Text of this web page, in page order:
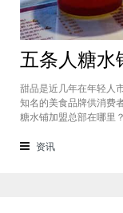
甜品是近几年在年轻人
知名的美食品牌供消费
糖水铺加盟总部在哪里
门进行考察，带大家了
资讯